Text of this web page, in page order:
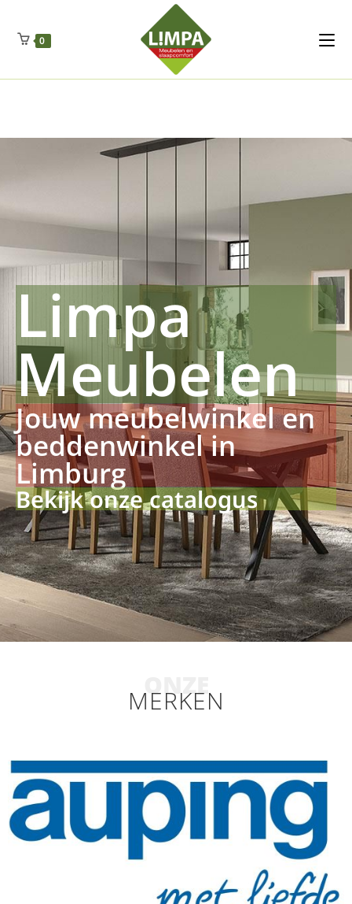
Regenschut
Drueckerpro
Fettsauren Dekemax Kapselmed
Luftkuhlen Zauberfan Netzfenste Insektensc
0
Limpa
Meubelen
Jouw meubelwinkel en
beddenwinkel in
Limburg
Bekijk onze catalogus
ONZE
MERKEN